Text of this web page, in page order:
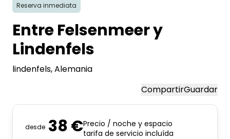
Historias
Cupones
Sobre nosotros
Contacto
Reserva inmediata
Entre Felsenmeer y
Lindenfels
lindenfels, Alemania
CompartirGuardar
desde 38 €Precio / noche y espacio
tarifa de servicio incluída